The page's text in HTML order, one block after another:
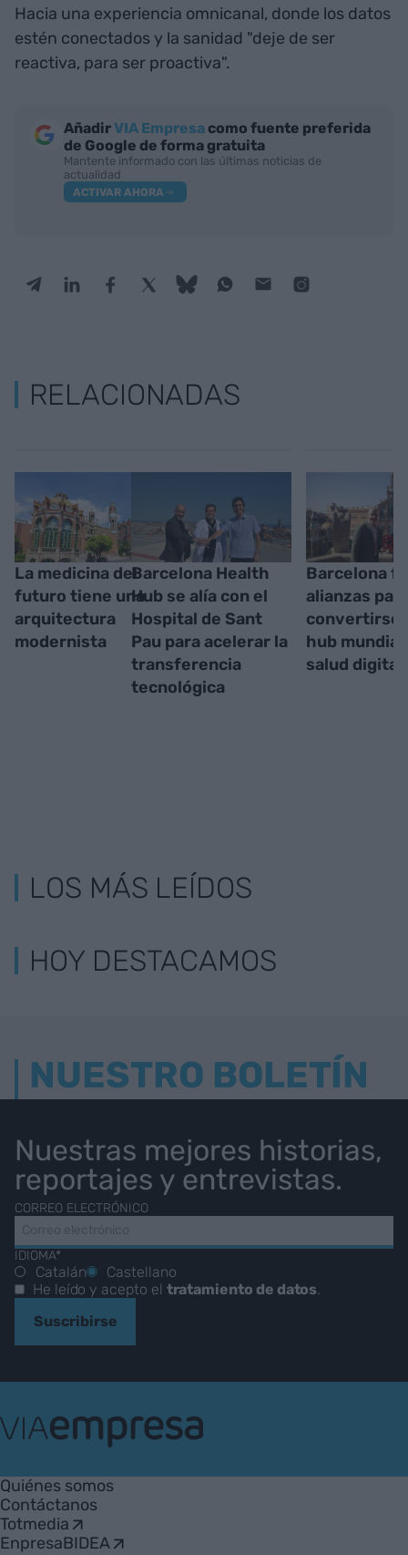
Hacia una experiencia omnicanal, donde los datos
estén conectados y la sanidad "deje de ser
reactiva, para ser proactiva".
AñadirVIA Empresa como fuente preferida
de Google de forma gratuita
Mantente informado con las últimas noticias de
actualidad
ACTIVAR AHORA
RELACIONADAS
La medicina del
futuro tiene una
arquitectura
modernista
Barcelona Health
Hub se alía con el
Hospital de Sant
Pau para acelerar la
transferencia
tecnológica
Barcelona
alianzas
convertirse
hub mundial
salud digital
LOS MÁS LEÍDOS
HOY DESTACAMOS
NUESTRO BOLETÍN
Nuestras mejores historias,
reportajes y entrevistas.
CORREO ELECTRÓNICO
IDIOMA*
Catalán
Castellano
He leído y acepto el tratamiento de datos.
Suscribirse
Empresa
Quiénes somos
Contáctanos
Totmedia
EnpresaBIDEA